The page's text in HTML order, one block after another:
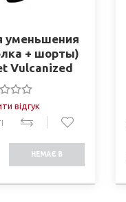
уменьшения
+ шорты)
Vulcanized
Suit With
відгук
НЕМАЄ В